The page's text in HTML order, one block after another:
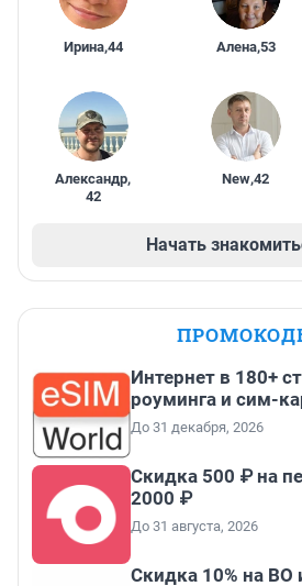
Ирина,44 Алена,53
Александр,
42
New,42
Начать
Интернет в 180+
роуминга и сим-
До 31 декабря, 2026
Скидка 500 ₽ на
2000 ₽
До 31 августа, 2026
Скидка 10% на